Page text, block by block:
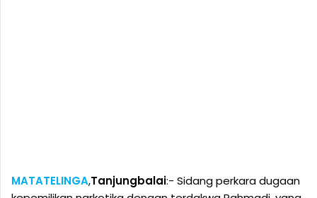
MATATELINGA,Tanjungbalai:- Sidang perkara dugaan